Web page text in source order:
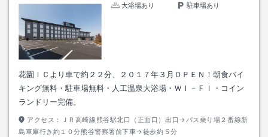
大浴場あり
駐車場あり
花園ＩＣより車で約２２分、２０１７年３月ＯＰＥＮ！朝食バイ
キング無料・駐車場無料・人工温泉大浴場・ＷＩ－ＦＩ・コイン
ランドリー完備。
アクセス：
ＪＲ高崎線熊谷駅北口（正面口）出口→バス乗り場２番線新
島車庫行き約１０分熊谷警察署前下車→徒歩約５分